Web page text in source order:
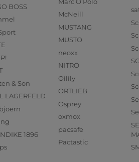
BOSS
& Son
LAGERFELD
1896
McNeill
MUSTANG
MUSTO
neoxx
NITRO
Oilily
ORTLIEB
Osprey
oxmox
pacsafe
Pactastic